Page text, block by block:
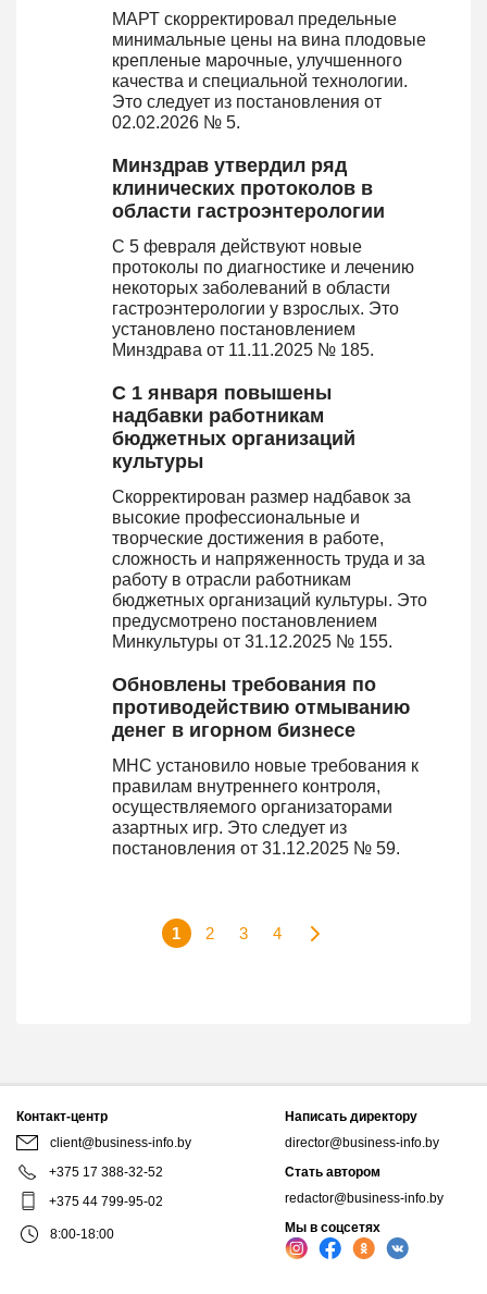
МАРТ скорректировал предельные
минимальные цены на вина плодовые
крепленые марочные, улучшенного
качества и специальной технологии.
Это следует из постановления от
02.02.2026 № 5.
Минздрав утвердил ряд
клинических протоколов в
области гастроэнтерологии
С 5 февраля действуют новые
протоколы по диагностике и лечению
некоторых заболеваний в области
гастроэнтерологии у взрослых. Это
установлено постановлением
Минздрава от 11.11.2025 № 185.
С 1 января повышены
надбавки работникам
бюджетных организаций
культуры
Скорректирован размер надбавок за
высокие профессиональные и
творческие достижения в работе,
сложность и напряженность труда и за
работу в отрасли работникам
бюджетных организаций культуры. Это
предусмотрено постановлением
Минкультуры от 31.12.2025 № 155.
Обновлены требования по
противодействию отмыванию
денег в игорном бизнесе
МНС установило новые требования к
правилам внутреннего контроля,
осуществляемого организаторами
азартных игр. Это следует из
постановления от 31.12.2025 № 59.
1 2 3 4
Контакт-центр
client@business-info.by
+375 17 388-32-52
+375 44 799-95-02
8:00-18:00
Написать директору
director@business-info.by
Стать автором
redactor@business-info.by
Мы в соцсетях